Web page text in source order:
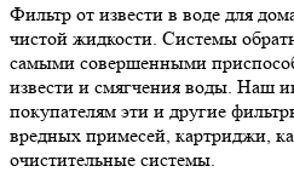
Фильтр от извести в воде для
чистой жидкости. Системы
самыми совершенными
извести и смягчения воды. Наш
покупателям эти и другие
вредных примесей, картриджи,
очистительные системы.